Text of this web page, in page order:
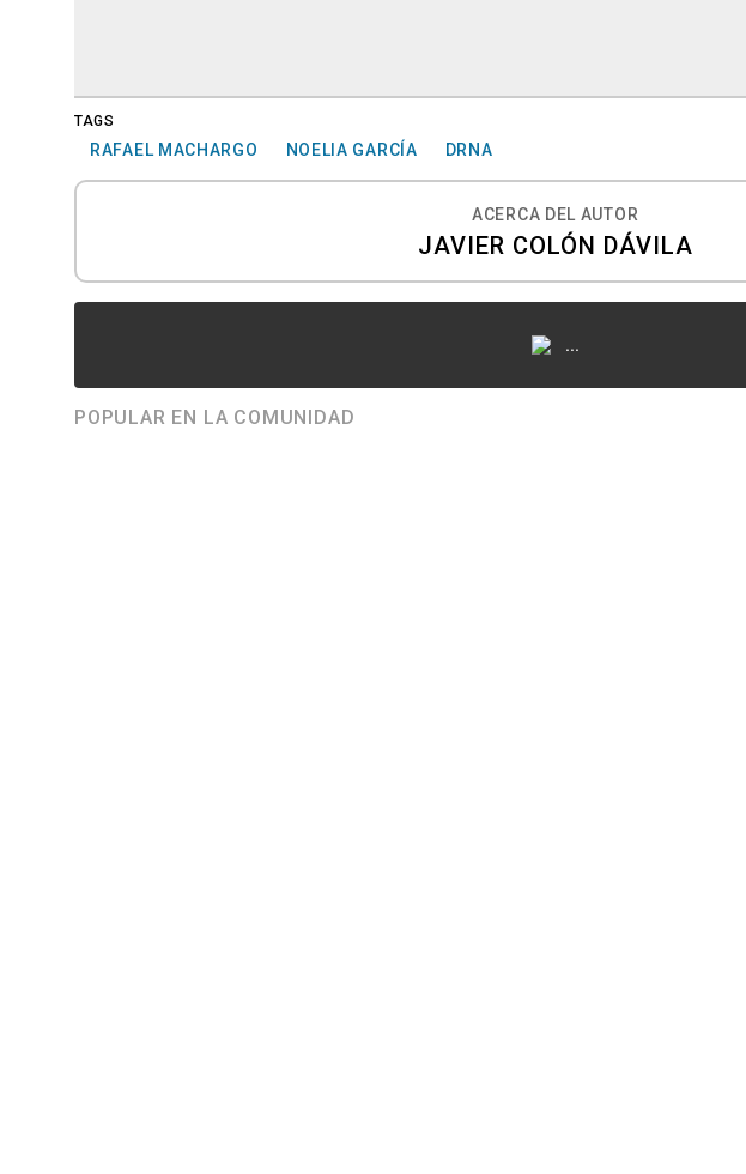
TAGS
RAFAEL MACHARGO NOELIA GARCÍA DRNA
ACERCA DEL AUTOR
JAVIER COLÓN DÁVILA
...
POPULAR EN LA COMUNIDAD